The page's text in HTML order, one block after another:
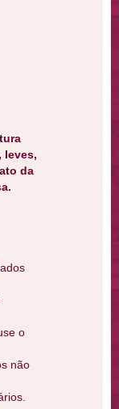
leves,
da
o
não